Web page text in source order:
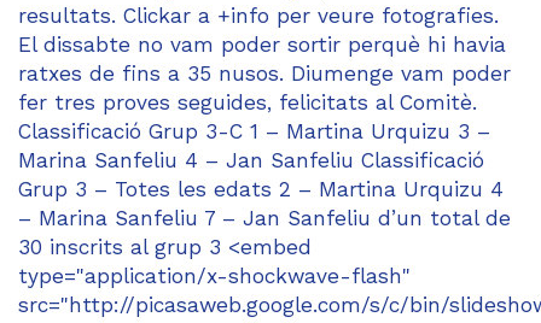
resultats. Clickar a +info per veure fotografies.
El dissabte no vam poder sortir perquè hi havia
ratxes de fins a 35 nusos. Diumenge vam poder
fer tres proves seguides, felicitats al Comitè.
Classificació Grup 3-C 1 – Martina Urquizu 3 –
Marina Sanfeliu 4 – Jan Sanfeliu Classificació
Grup 3 – Totes les edats 2 – Martina Urquizu 4
– Marina Sanfeliu 7 – Jan Sanfeliu d’un total de
30 inscrits al grup 3 <embed
type="application/x-shockwave-flash"
src="http://picasaweb.google.com/s/c/bin/